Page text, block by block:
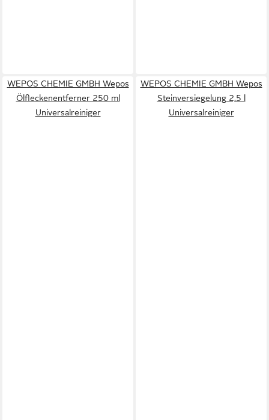
WEPOS CHEMIE GMBH Wepos
Ölfleckenentferner 250 ml
Universalreiniger
WEPOS CHEMIE GMBH Wepos
Steinversiegelung 2,5 l
Universalreiniger